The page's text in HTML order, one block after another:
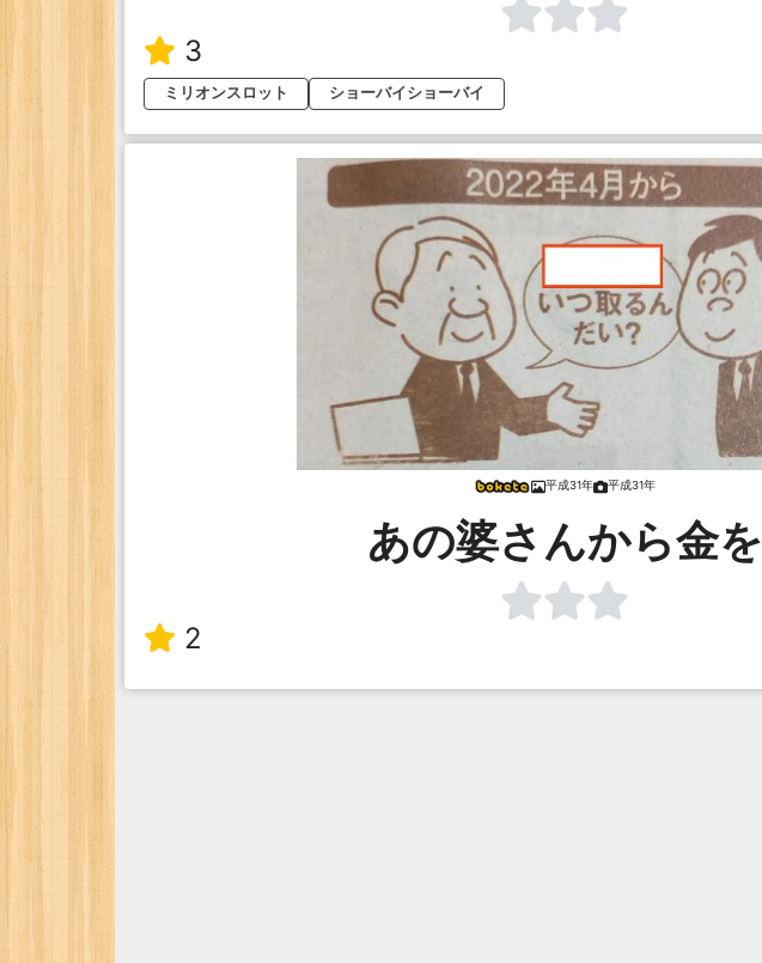
3
ミリオンスロット
ショーバイショーバイ
平成31年 平成31年
あの婆さんから金を
2